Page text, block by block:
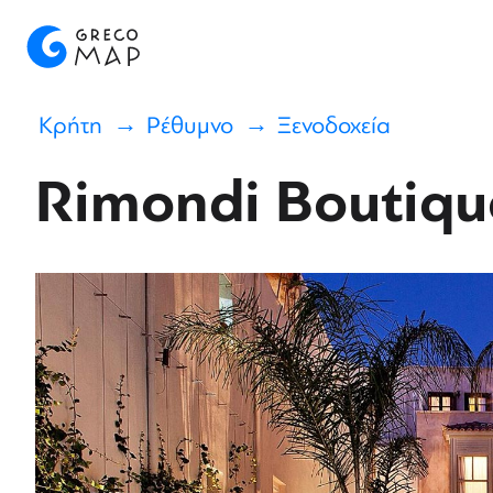
Κρήτη Ρέθυμνο Ξενοδοχεία
Rimondi